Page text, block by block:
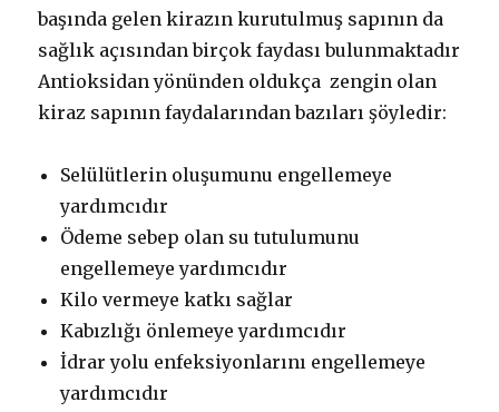
başında gelen kirazın kurutulmuş sapının da
sağlık açısından birçok faydası bulunmaktadır
Antioksidan yönünden oldukça zengin olan
kiraz sapının faydalarından bazıları şöyledir:
Selülütlerin oluşumunu engellemeye
yardımcıdır
Ödeme sebep olan su tutulumunu
engellemeye yardımcıdır
Kilo vermeye katkı sağlar
Kabızlığı önlemeye yardımcıdır
İdrar yolu enfeksiyonlarını engellemeye
yardımcıdır